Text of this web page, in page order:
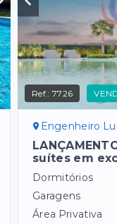
Ref.:7726
Engenheiro
suítes em
Dormitórios
Garagens
Área Privativa